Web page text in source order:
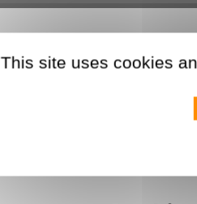
This site uses cookies